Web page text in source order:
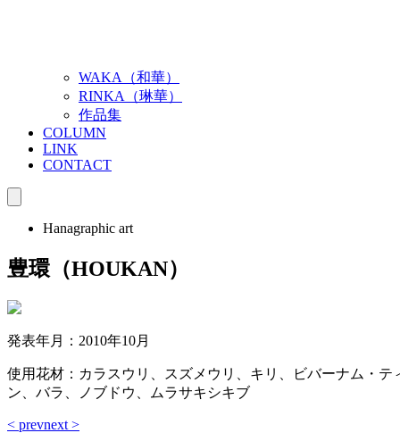
WAKA（和華）
RINKA（琳華）
作品集
COLUMN
LINK
CONTACT
Hanagraphic art
豊環（HOUKAN）
発表年月：2010年10月
使用花材：カラスウリ、スズメウリ、キリ、ビバーナム・
ン、バラ、ノブドウ、ムラサキシキブ
< prevnext >